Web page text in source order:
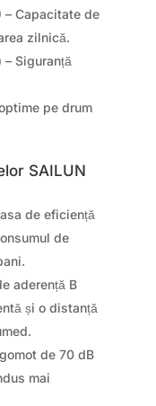
– Capacitate de
zilnică.
– Siguranță
pe drum
SAILUN
de eficiență
de
aderență B
și o distanță
de 70 dB
mai